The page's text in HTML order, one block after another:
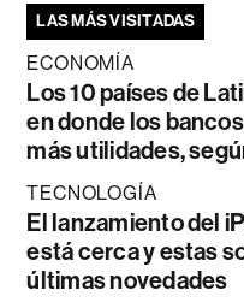
LAS MÁS VISITADAS
ECONOMÍA
Los 10 países de
en donde los
más utilidades,
TECNOLOGÍA
El lanzamiento del
está cerca y estas
últimas novedades